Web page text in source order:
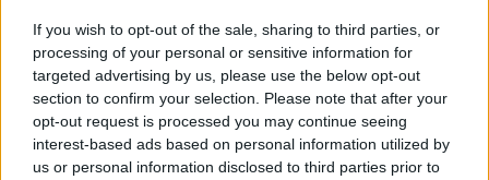
If you wish to opt-out of the sale, sharing to third parties, or
processing of your personal or sensitive information for
targeted advertising by us, please use the below opt-out
section to confirm your selection. Please note that after your
opt-out request is processed you may continue seeing
interest-based ads based on personal information utilized by
us or personal information disclosed to third parties prior to
επικαλούνται οι εργαζόμενοι για την
αποστασιοποίησή τους. Το43% θεωρεί ότι οι
συνδικαλιστές είναι διεφθαρμένοι και δεν
ενδιαφέρονται για τα προβλήματα των
εργαζομένων, ποσοστό που αναδεικνύεται ως η